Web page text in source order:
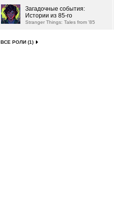
Загадочные события:
Истории из 85-го
Stranger Things: Tales from '85
ВСЕ РОЛИ (1)